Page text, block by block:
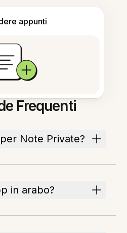
appunti
Frequenti
Note Private?
in arabo?